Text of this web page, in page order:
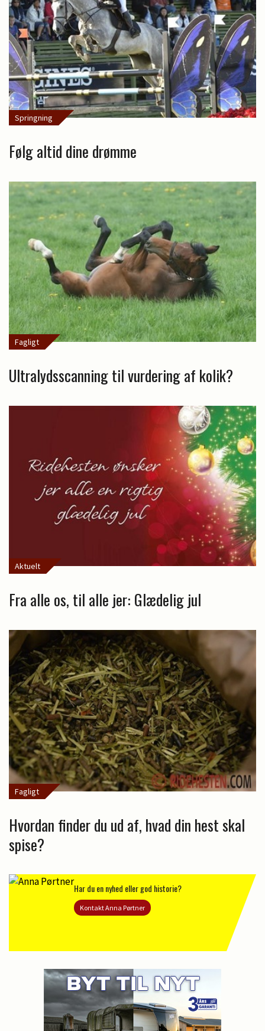
Springning
Følg altid dine drømme
Fagligt
Ultralydsscanning til vurdering af kolik?
Aktuelt
Fra alle os, til alle jer: Glædelig jul
Fagligt
Hvordan finder du ud af, hvad din hest skal
spise?
Har du en nyhed eller god historie?
Kontakt Anna Pørtner